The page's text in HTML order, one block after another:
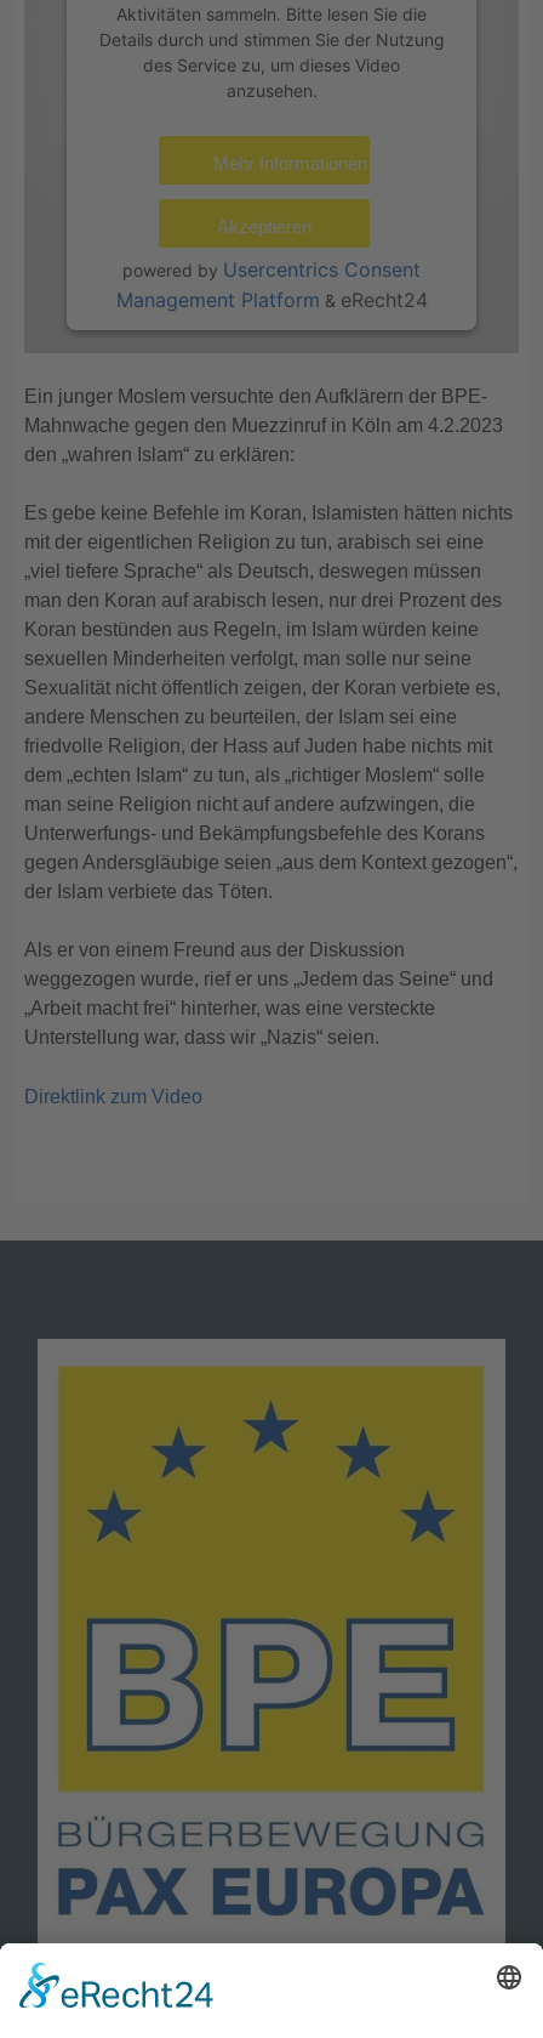
Aktivitäten sammeln. Bitte lesen Sie die
Details durch und stimmen Sie der Nutzung
des Service zu, um dieses Video
anzusehen.
Mehr Informationen
Akzeptieren
powered by Usercentrics Consent
Management Platform & eRecht24
Ein junger Moslem versuchte den Aufklärern der BPE-
Mahnwache gegen den Muezzinruf in Köln am 4.2.2023
den „wahren Islam“ zu erklären:
Es gebe keine Befehle im Koran, Islamisten hätten nichts
mit der eigentlichen Religion zu tun, arabisch sei eine
„viel tiefere Sprache“ als Deutsch, deswegen müssen
man den Koran auf arabisch lesen, nur drei Prozent des
Koran bestünden aus Regeln, im Islam würden keine
sexuellen Minderheiten verfolgt, man solle nur seine
Sexualität nicht öffentlich zeigen, der Koran verbiete es,
andere Menschen zu beurteilen, der Islam sei eine
friedvolle Religion, der Hass auf Juden habe nichts mit
dem „echten Islam“ zu tun, als „richtiger Moslem“ solle
man seine Religion nicht auf andere aufzwingen, die
Unterwerfungs- und Bekämpfungsbefehle des Korans
gegen Andersgläubige seien „aus dem Kontext gezogen“,
der Islam verbiete das Töten.
Als er von einem Freund aus der Diskussion
weggezogen wurde, rief er uns „Jedem das Seine“ und
„Arbeit macht frei“ hinterher, was eine versteckte
Unterstellung war, dass wir „Nazis“ seien.
Direktlink zum Video